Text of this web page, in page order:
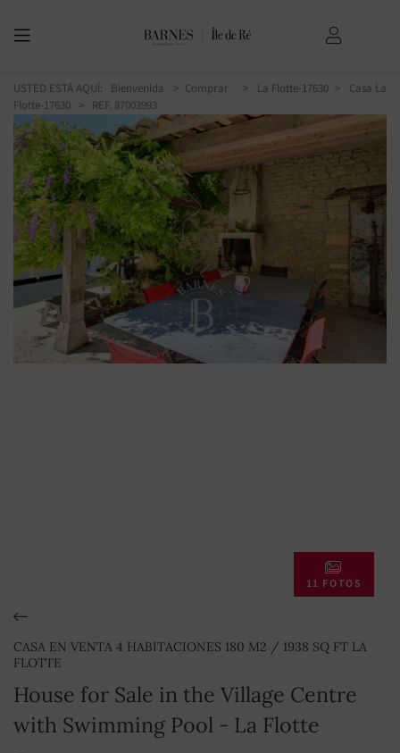
USTED ESTÁ AQUÍ: Bienvenida Comprar La Flotte-17630
Casa La
Flotte-17630 > REF. 87003993
11 FOTOS
CASA EN VENTA 4 HABITACIONES 180 M2 / 1938 SQ FT LA
FLOTTE
House for Sale in the Village Centre
with Swimming Pool - La Flotte